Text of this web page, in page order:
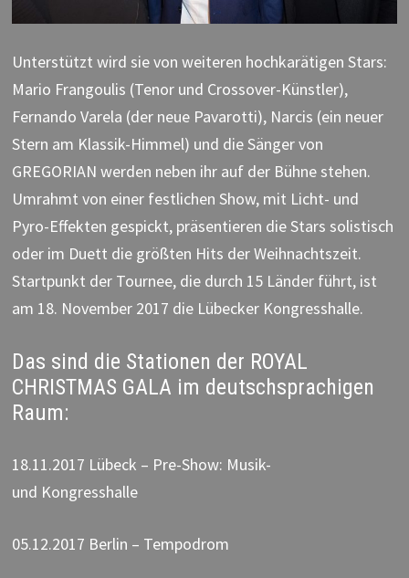
Unterstützt wird sie von weiteren hochkarätigen Stars:
Mario Frangoulis (Tenor und Crossover-Künstler),
Fernando Varela (der neue Pavarotti), Narcis (ein neuer
Stern am Klassik-Himmel) und die Sänger von
GREGORIAN werden neben ihr auf der Bühne stehen.
Umrahmt von einer festlichen Show, mit Licht- und
Pyro-Effekten gespickt, präsentieren die Stars solistisch
oder im Duett die größten Hits der Weihnachtszeit.
Startpunkt der Tournee, die durch 15 Länder führt, ist
am 18. November 2017 die Lübecker Kongresshalle.
Das sind die Stationen der ROYAL
CHRISTMAS GALA im deutschsprachigen
Raum:
18.11.2017 Lübeck – Pre-Show: Musik-
und Kongresshalle
05.12.2017 Berlin – Tempodrom